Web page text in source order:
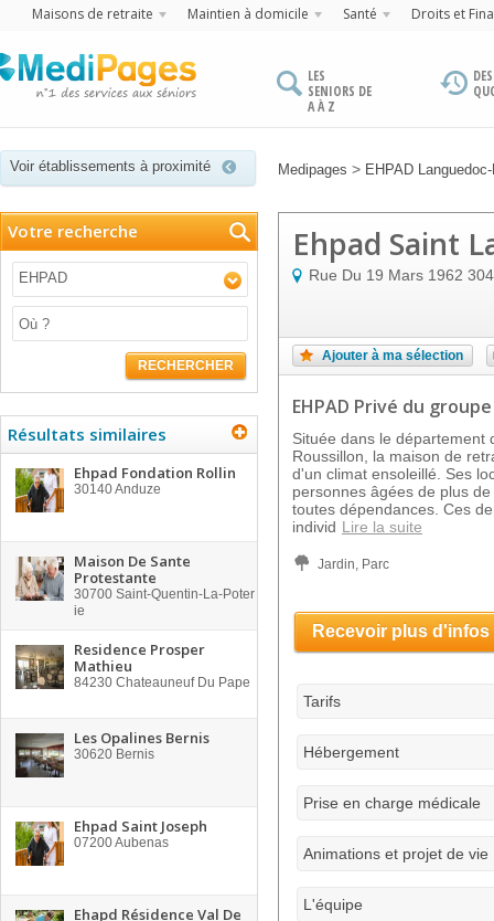
Maisons de retraite Maintien à domicile Santé Droits et
LES
SENIORS DE
A À Z
Voir établissements à proximité Medipages > EHPAD
Votre recherche
EHPAD
RECHERCHER
Résultats similaires
Ehpad Fondation Rollin
30140Anduze
Maison De Sante
Protestante
30700 Saint-Quentin-La-Poter
ie
Residence Prosper
Mathieu
84230 Chateauneuf Du Pape
Les Opalines Bernis
30620 Bernis
Ehpad Saint Joseph
07200Aubenas
Ehapd Résidence Val De
Ehpad Saint
Rue Du 19 Mars 1962
Ajouter à ma sélection
EHPAD Privé du groupe
Située dans le département
Roussillon, la maison de
d'un climat ensoleillé. Ses
personnes âgées de plus
toutes dépendances. Ces
individ Lire la suite
Jardin, Parc
Recevoir plus d'infos
Tarifs
Hébergement
Prise en charge médicale
Animations et projet de vie
L'équipe